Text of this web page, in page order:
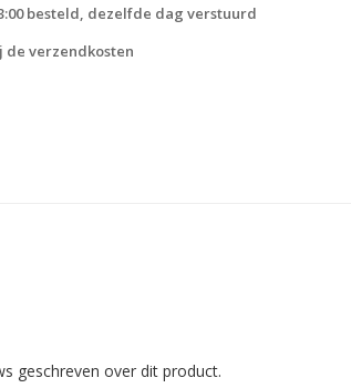
besteld, dezelfde dag verstuurd
de verzendkosten
geschreven over dit product.